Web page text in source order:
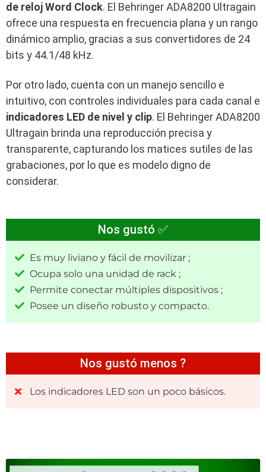
de reloj Word Clock. El Behringer ADA8200 Ultragain
ofrece una respuesta en frecuencia plana y un rango
dinámico amplio, gracias a sus convertidores de 24
bits y 44.1/48 kHz.
Por otro lado, cuenta con un manejo sencillo e
intuitivo, con controles individuales para cada canal e
indicadores LED de nivel y clip. El Behringer ADA8200
Ultragain brinda una reproducción precisa y
transparente, capturando los matices sutiles de las
grabaciones, por lo que es modelo digno de
considerar.
Nos gustó ✅
Es muy liviano y fácil de movilizar ;
Ocupa solo una unidad de rack ;
Permite conectar múltiples dispositivos ;
Posee un diseño robusto y compacto.
Nos gustó menos ?
Los indicadores LED son un poco básicos.